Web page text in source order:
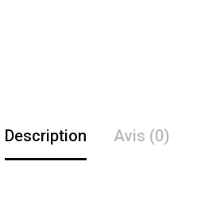
Description Avis (0)